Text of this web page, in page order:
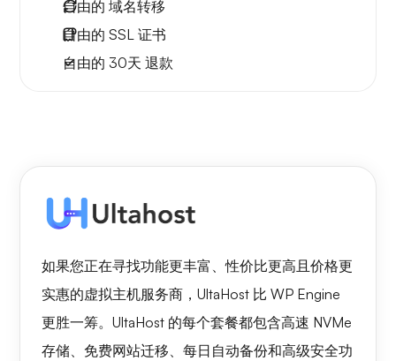
自由的 域名转移
自由的 SSL 证书
自由的 30天 退款
如果您正在寻找功能更丰富、性价比更高且价格更
实惠的虚拟主机服务商，UltaHost 比 WP Engine
更胜一筹。UltaHost 的每个套餐都包含高速 NVMe
存储、免费网站迁移、每日自动备份和高级安全功